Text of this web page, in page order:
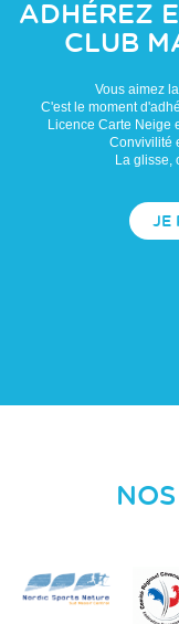
ADHÉREZ
CLUB
Vous aimez
C'est le moment
Licence Carte Neige
Convivilité
La glisse,
JE